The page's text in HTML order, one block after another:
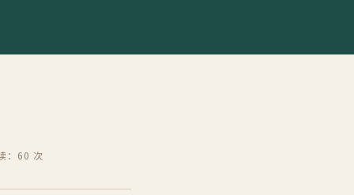
：60 次